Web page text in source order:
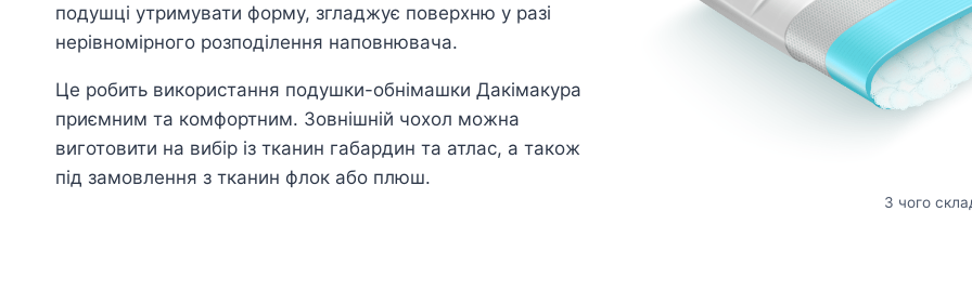
подушці утримувати форму, згладжує поверхню у разі
нерівномірного розподілення наповнювача.
Це робить використання подушки-обнімашки Дакімакура
приємним та комфортним. Зовнішній чохол можна
виготовити на вибір із тканин габардин та атлас, а також
під замовлення з тканин флок або плюш.
З чого